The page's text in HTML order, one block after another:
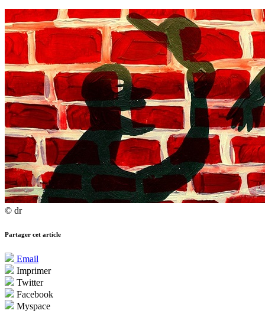
© dr
Partager cet article
Email
Imprimer
Twitter
Facebook
Myspace